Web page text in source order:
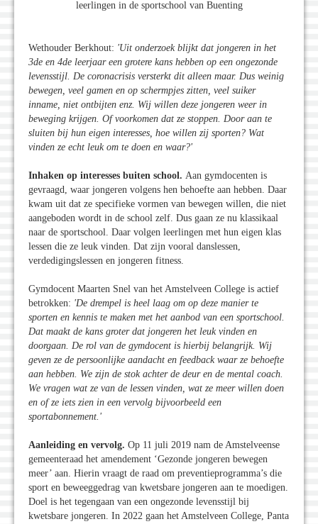
leerlingen in de sportschool van Buenting
Wethouder Berkhout: 'Uit onderzoek blijkt dat jongeren in het
3de en 4de leerjaar een grotere kans hebben op een ongezonde
levensstijl. De coronacrisis versterkt dit alleen maar. Dus weinig
bewegen, veel gamen en op schermpjes zitten, veel suiker
inname, niet ontbijten enz. Wij willen deze jongeren weer in
beweging krijgen. Of voorkomen dat ze stoppen. Door aan te
sluiten bij hun eigen interesses, hoe willen zij sporten? Wat
vinden ze echt leuk om te doen en waar?'
Inhaken op interesses buiten school. Aan gymdocenten is
gevraagd, waar jongeren volgens hen behoefte aan hebben. Daar
kwam uit dat ze specifieke vormen van bewegen willen, die niet
aangeboden wordt in de school zelf. Dus gaan ze nu klassikaal
naar de sportschool. Daar volgen leerlingen met hun eigen klas
lessen die ze leuk vinden. Dat zijn vooral danslessen,
verdedigingslessen en jongeren fitness.
Gymdocent Maarten Snel van het Amstelveen College is actief
betrokken: 'De drempel is heel laag om op deze manier te
sporten en kennis te maken met het aanbod van een sportschool.
Dat maakt de kans groter dat jongeren het leuk vinden en
doorgaan. De rol van de gymdocent is hierbij belangrijk. Wij
geven ze de persoonlijke aandacht en feedback waar ze behoefte
aan hebben. We zijn de stok achter de deur en de mental coach.
We vragen wat ze van de lessen vinden, wat ze meer willen doen
en of ze iets zien in een vervolg bijvoorbeeld een
sportabonnement.'
Aanleiding en vervolg. Op 11 juli 2019 nam de Amstelveense
gemeenteraad het amendement ‘Gezonde jongeren bewegen
meer’ aan. Hierin vraagt de raad om preventieprogramma’s die
sport en beweeggedrag van kwetsbare jongeren aan te moedigen.
Doel is het tegengaan van een ongezonde levensstijl bij
kwetsbare jongeren. In 2022 gaan het Amstelveen College, Panta